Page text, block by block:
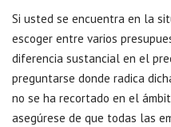
Si usted se encuentra en la
escoger entre varios
diferencia sustancial en el
preguntarse donde radica
no se ha recortado en el
asegúrese de que todas las